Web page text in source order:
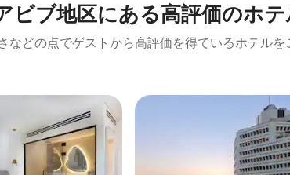
ビブ地区にある高⁠評⁠価⁠のホ⁠
などの点でゲストから高評価を得ているホテルを